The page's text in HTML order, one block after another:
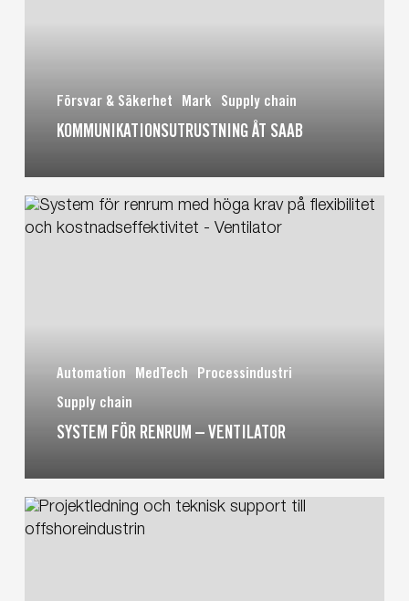
Försvar & Säkerhet Mark Supply chain
KOMMUNIKATIONSUTRUSTNING ÅT SAAB
System
för
Automation MedTech
Processindustri
Supply chain
SYSTEM FÖR RENRUM – VENTILATOR
Projektledning
och